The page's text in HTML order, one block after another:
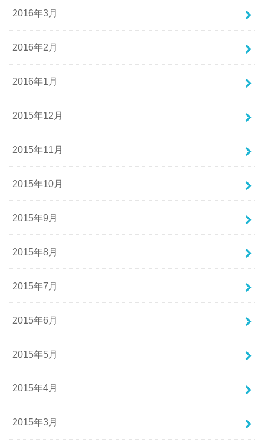
2016年3月
2016年2月
2016年1月
2015年12月
2015年11月
2015年10月
2015年9月
2015年8月
2015年7月
2015年6月
2015年5月
2015年4月
2015年3月